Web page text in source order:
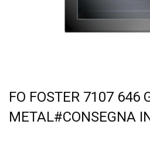
FO FOSTER 7107 646
METAL#CONSEGNA